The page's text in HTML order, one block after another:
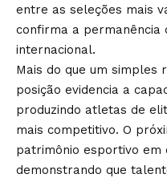
entre as seleções mais
confirma a permanência
internacional.
Mais do que um simples
posição evidencia a
produzindo atletas de
mais competitivo. O
patrimônio esportivo em
demonstrando que